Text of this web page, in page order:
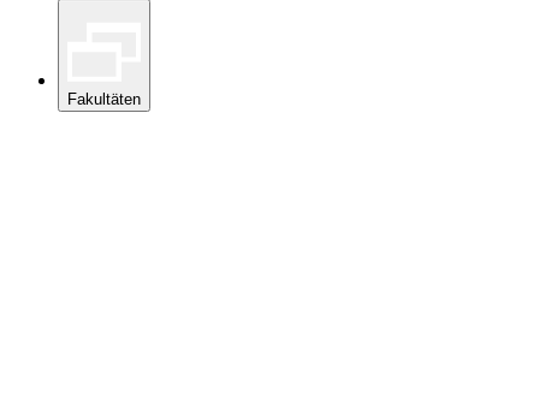
Fakultäten